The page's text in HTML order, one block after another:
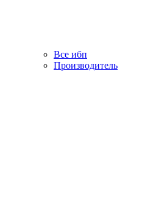
Все ибп
Производитель